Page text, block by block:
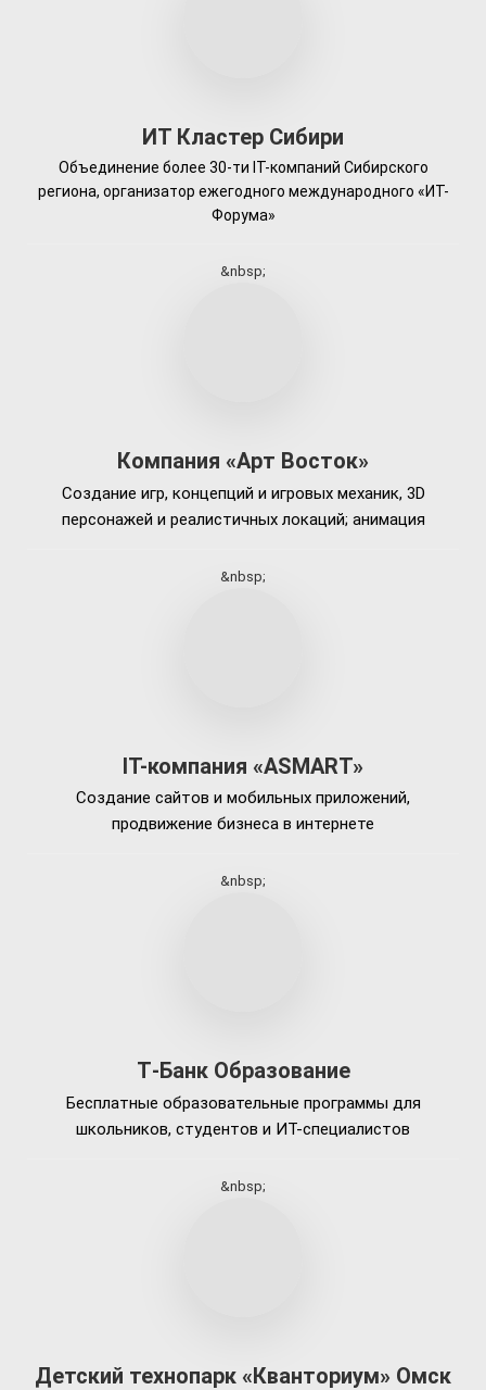
ИТ Кластер Сибири
Объединение более 30-ти IT-компаний Сибирского
региона, организатор ежегодного международного «ИТ-
Форума»
&nbsp;
Компания «Арт Восток»
Создание игр, концепций и игровых механик, 3D
персонажей и реалистичных локаций; анимация
&nbsp;
IT-компания «ASMART»
Создание сайтов и мобильных приложений,
продвижение бизнеса в интернете
&nbsp;
Т‑Банк Образование
Бесплатные образовательные программы для
школьников, студентов и ИТ-специалистов
&nbsp;
Детский технопарк «Кванториум» Омск